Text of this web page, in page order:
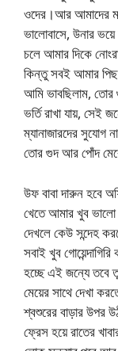
ওদের।আর আমাদের
ভালোবাসে, উনার
চলে আমার দিকে
কিন্তু সবই আমার
আমি ভাবছিলাম, তোর
ভর্তি রাখা যায়, সেই
ম্যানাজারদের সুযোগ
তোর গুদ আর পোঁদ
উফ বাবা দারুন হবে
খেতে আমার খুব ভালো
দেখলে কেউ সন্দেহ
সবাই খুব
হচ্ছে এই জন্যে তবে
মেয়ের সাথে দেখা
শ্বশুরের বাড়ার উপর
ফ্রেস হয়ে রাতের